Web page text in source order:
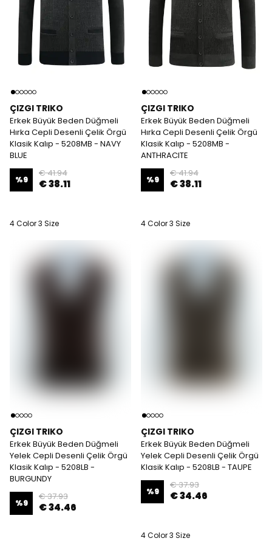
ÇIZGI TRIKO
Erkek Büyük Beden Düğmeli
Hırka Cepli Desenli Çelik Örgü
Klasik Kalıp - 5208MB - NAVY
BLUE
%9
€ 41.94
€ 38.11
4 Color 3 Size
ÇIZGI TRIKO
Erkek Büyük Beden Düğmeli
Hırka Cepli Desenli Çelik Örgü
Klasik Kalıp - 5208MB -
ANTHRACITE
%9
€ 41.94
€ 38.11
4 Color 3 Size
ÇIZGI TRIKO
Erkek Büyük Beden Düğmeli
Yelek Cepli Desenli Çelik Örgü
Klasik Kalıp - 5208LB -
BURGUNDY
%9
€ 37.93
€ 34.46
ÇIZGI TRIKO
Erkek Büyük Beden Düğmeli
Yelek Cepli Desenli Çelik Örgü
Klasik Kalıp - 5208LB - TAUPE
%9
€ 37.93
€ 34.46
4 Color 3 Size